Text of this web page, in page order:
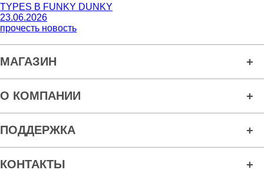
TYPES В FUNKY DUNKY
23.06.2026
прочесть новость
МАГАЗИН
О КОМПАНИИ
ПОДДЕРЖКА
КОНТАКТЫ